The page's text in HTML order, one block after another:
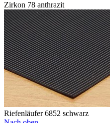
Zirkon 78 anthrazit
Riefenläufer 6852 schwarz